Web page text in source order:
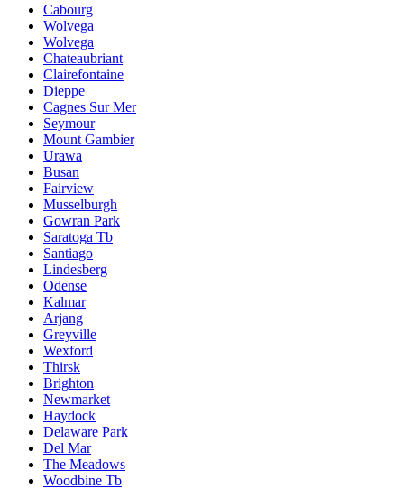
Cabourg
Wolvega
Wolvega
Chateaubriant
Clairefontaine
Dieppe
Cagnes Sur Mer
Seymour
Mount Gambier
Urawa
Busan
Fairview
Musselburgh
Gowran Park
Saratoga Tb
Santiago
Lindesberg
Odense
Kalmar
Arjang
Greyville
Wexford
Thirsk
Brighton
Newmarket
Haydock
Delaware Park
Del Mar
The Meadows
Woodbine Tb